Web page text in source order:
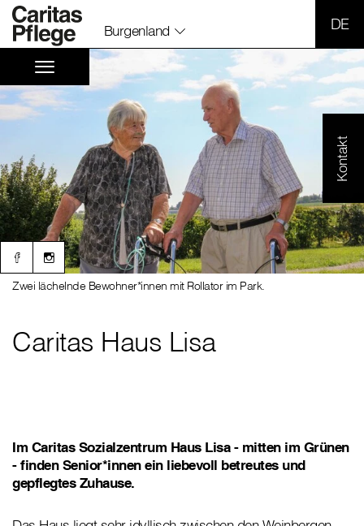
Burgenland
Kontakt
Zwei lächelnde Bewohner*innen mit Rollator im Park.
Caritas Haus Lisa
Im Caritas Sozialzentrum Haus Lisa - mitten im Grünen
- finden Senior*innen ein liebevoll betreutes und
gepflegtes Zuhause.